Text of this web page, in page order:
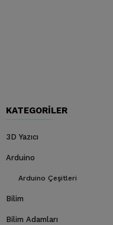
KATEGORILER
3D Yazıcı
Arduino
Arduino Çeşitleri
Bilim
Bilim Adamları